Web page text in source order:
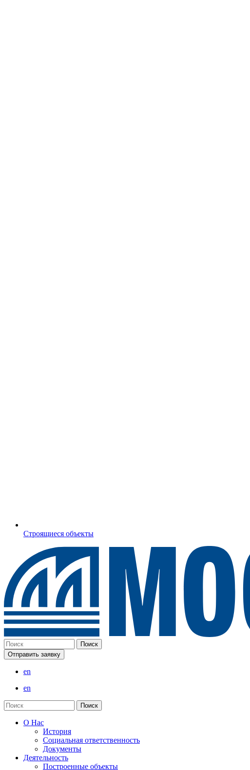
Строящиеся объекты
Отправить заявку
en
en
О Нас
История
Социальная ответственность
Документы
Деятельность
Построенные объекты